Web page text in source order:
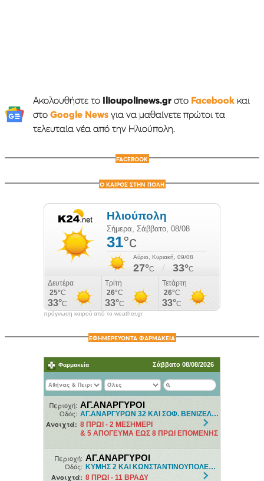
Ακολουθήστε το Ilioupolinews.grστο Facebookκαι
στο Google Newsγια να μαθαίνετε πρώτοι τα
τελευταία νέα από την Ηλιούπολη.
FACEBOOK
Ο ΚΑΙΡΟΣ ΣΤΗΝ ΠΟΛΗ
πρόγνωση καιρού από το weather.gr
ΕΦΗΜΕΡΕΥΟΝΤΑ ΦΑΡΜΑΚΕΙΑ